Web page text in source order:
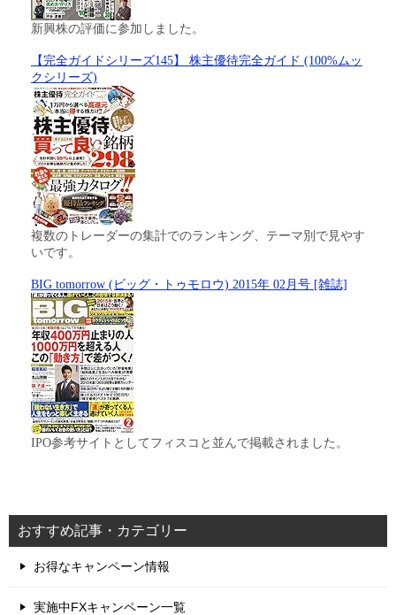
新興株の評価に参加しました。
【完全ガイドシリーズ145】 株主優待完全ガイド (100%ムッ
クシリーズ)
複数のトレーダーの集計でのランキング、テーマ別で見やす
いです。
BIG tomorrow (ビッグ・トゥモロウ) 2015年 02月号 [雑誌]
IPO参考サイトとしてフィスコと並んで掲載されました。
おすすめ記事・カテゴリー
お得なキャンペーン情報
実施中FXキャンペーン一覧